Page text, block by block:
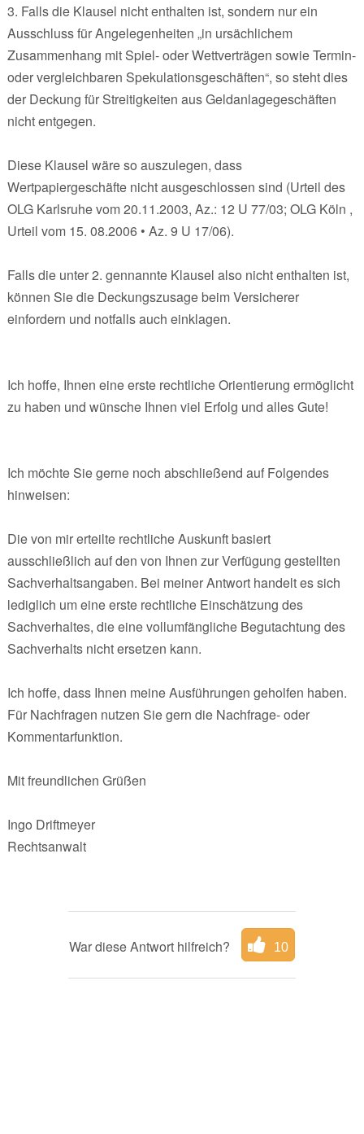
3. Falls die Klausel nicht enthalten ist, sondern nur ein
Ausschluss für Angelegenheiten „in ursächlichem
Zusammenhang mit Spiel- oder Wettverträgen sowie Termin-
oder vergleichbaren Spekulationsgeschäften“, so steht dies
der Deckung für Streitigkeiten aus Geldanlagegeschäften
nicht entgegen.
Diese Klausel wäre so auszulegen, dass
Wertpapiergeschäfte nicht ausgeschlossen sind (Urteil des
OLG Karlsruhe vom 20.11.2003, Az.: 12 U 77/03; OLG Köln ,
Urteil vom 15. 08.2006 • Az. 9 U 17/06).
Falls die unter 2. gennannte Klausel also nicht enthalten ist,
können Sie die Deckungszusage beim Versicherer
einfordern und notfalls auch einklagen.
Ich hoffe, Ihnen eine erste rechtliche Orientierung ermöglicht
zu haben und wünsche Ihnen viel Erfolg und alles Gute!
Ich möchte Sie gerne noch abschließend auf Folgendes
hinweisen:
Die von mir erteilte rechtliche Auskunft basiert
ausschließlich auf den von Ihnen zur Verfügung gestellten
Sachverhaltsangaben. Bei meiner Antwort handelt es sich
lediglich um eine erste rechtliche Einschätzung des
Sachverhaltes, die eine vollumfängliche Begutachtung des
Sachverhalts nicht ersetzen kann.
Ich hoffe, dass Ihnen meine Ausführungen geholfen haben.
Für Nachfragen nutzen Sie gern die Nachfrage- oder
Kommentarfunktion.
Mit freundlichen Grüßen
Ingo Driftmeyer
Rechtsanwalt
War diese Antwort hilfreich? 10